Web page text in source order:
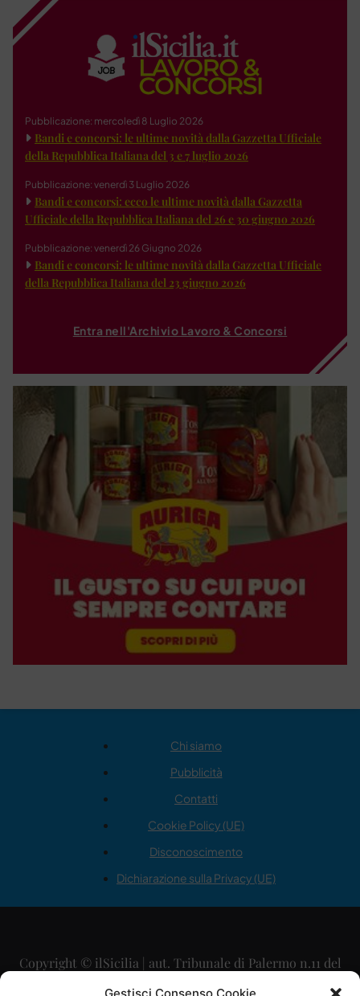
Pubblicazione: mercoledì 8 Luglio 2026
Bandi e concorsi: le ultime novità dalla Gazzetta Ufficiale
della Repubblica Italiana del 3 e 7 luglio 2026
Pubblicazione: venerdì 3 Luglio 2026
Bandi e concorsi: ecco le ultime novità dalla Gazzetta
Ufficiale della Repubblica Italiana del 26 e 30 giugno 2026
Pubblicazione: venerdì 26 Giugno 2026
Bandi e concorsi: le ultime novità dalla Gazzetta Ufficiale
della Repubblica Italiana del 23 giugno 2026
Entra nell'Archivio Lavoro & Concorsi
Chi siamo
Pubblicità
Contatti
Cookie Policy (UE)
Disconoscimento
Dichiarazione sulla Privacy (UE)
Copyright © ilSicilia | aut. Tribunale di Palermo n.11 del
29/09/2015